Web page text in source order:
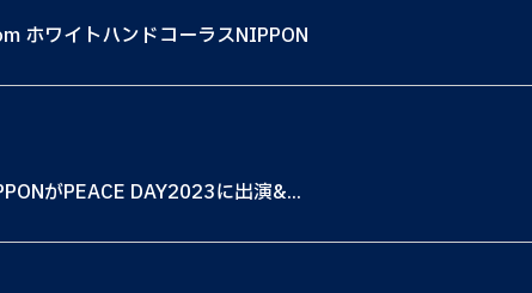
ホワイトハンドコーラスNIPPON
がPEACE DAY2023に出演&...